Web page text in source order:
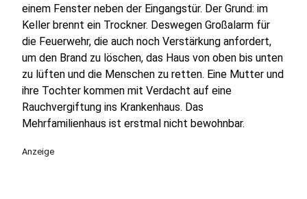
einem Fenster neben der Eingangstür. Der Grund: im
Keller brennt ein Trockner. Deswegen Großalarm für
die Feuerwehr, die auch noch Verstärkung anfordert,
um den Brand zu löschen, das Haus von oben bis unten
zu lüften und die Menschen zu retten. Eine Mutter und
ihre Tochter kommen mit Verdacht auf eine
Rauchvergiftung ins Krankenhaus. Das
Mehrfamilienhaus ist erstmal nicht bewohnbar.
Anzeige